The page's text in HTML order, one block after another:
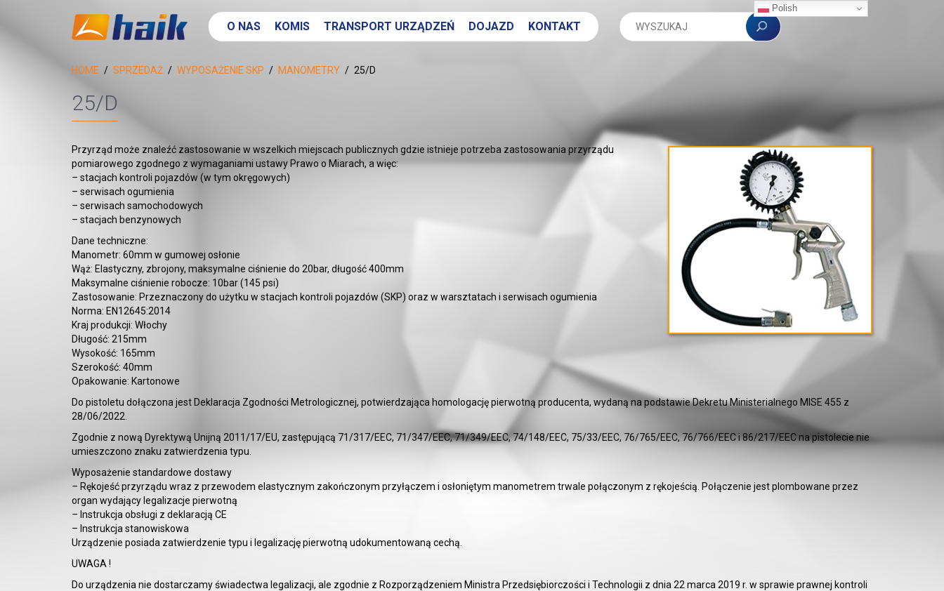
O NAS KOMIS TRANSPORT URZĄDZEŃ DOJAZD KONTAKT
HOME SPRZEDAŻ WYPOSAŻENIE SKP MANOMETRY 25/D
25/D
Przyrząd może znaleźć zastosowanie w wszelkich miejscach publicznych gdzie istnieje potrzeba zastosowania przyrządu
pomiarowego zgodnego z wymaganiami ustawy Prawo o Miarach, a więc:
– stacjach kontroli pojazdów (w tym okręgowych)
– serwisach ogumienia
– serwisach samochodowych
– stacjach benzynowych
Dane techniczne:
Manometr: 60mm w gumowej osłonie
Wąż: Elastyczny, zbrojony, maksymalne ciśnienie do 20bar, długość 400mm
Maksymalne ciśnienie robocze: 10bar (145 psi)
Zastosowanie: Przeznaczony do użytku w stacjach kontroli pojazdów (SKP) oraz w warsztatach i serwisach ogumienia
Norma: EN12645:2014
Kraj produkcji: Włochy
Długość: 215mm
Wysokość: 165mm
Szerokość: 40mm
Opakowanie: Kartonowe
Do pistoletu dołączona jest Deklaracja Zgodności Metrologicznej, potwierdzająca homologację pierwotną producenta, wydaną na podstawie Dekretu Ministerialnego MISE 455 z
28/06/2022.
Zgodnie z nową Dyrektywą Unijną 2011/17/EU, zastępującą 71/317/EEC, 71/347/EEC, 71/349/EEC, 74/148/EEC, 75/33/EEC, 76/765/EEC, 76/766/EEC i 86/217/EEC na pistolecie nie
umieszczono znaku zatwierdzenia typu.
Wyposażenie standardowe dostawy
– Rękojeść przyrządu wraz z przewodem elastycznym zakończonym przyłączem i osłoniętym manometrem trwale połączonym z rękojeścią. Połączenie jest plombowane przez
organ wydający legalizacje pierwotną
– Instrukcja obsługi z deklaracją CE
– Instrukcja stanowiskowa
Urządzenie posiada zatwierdzenie typu i legalizację pierwotną udokumentowaną cechą.
UWAGA !
Do urządzenia nie dostarczamy świadectwa legalizacji, ale zgodnie z Rozporządzeniem Ministra Przedsiębiorczości i Technologii z dnia 22 marca 2019 r. w sprawie prawnej kontroli
Polish